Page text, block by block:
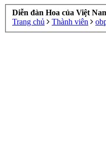
Diễn đàn Hoa của Việt
Trang chủ
Thành viên